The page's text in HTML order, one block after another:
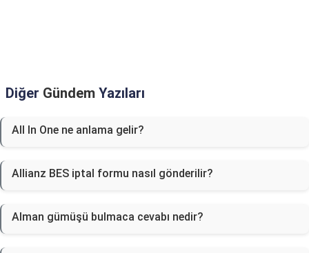
Diğer Gündem Yazıları
All In One ne anlama gelir?
Allianz BES iptal formu nasıl gönderilir?
Alman gümüşü bulmaca cevabı nedir?